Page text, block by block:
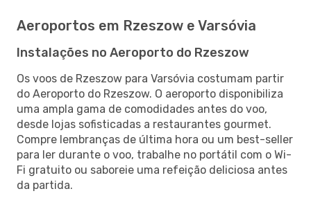
Aeroportos em Rzeszow e Varsóvia
Instalações no Aeroporto do Rzeszow
Os voos de Rzeszow para Varsóvia costumam partir
do Aeroporto do Rzeszow. O aeroporto disponibiliza
uma ampla gama de comodidades antes do voo,
desde lojas sofisticadas a restaurantes gourmet.
Compre lembranças de última hora ou um best-seller
para ler durante o voo, trabalhe no portátil com o Wi-
Fi gratuito ou saboreie uma refeição deliciosa antes
da partida.